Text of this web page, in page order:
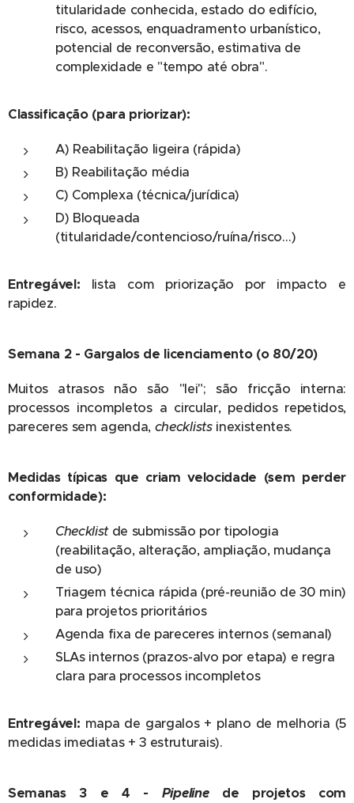
titularidade conhecida, estado do edifício,
risco, acessos, enquadramento urbanístico,
potencial de reconversão, estimativa de
complexidade e "tempo até obra".
Classificação (para priorizar):
A) Reabilitação ligeira (rápida)
B) Reabilitação média
C) Complexa (técnica/jurídica)
D) Bloqueada
(titularidade/contencioso/ruína/risco…)
Entregável: lista com priorização por impacto e
rapidez.
Semana 2 - Gargalos de licenciamento (o 80/20)
Muitos atrasos não são "lei"; são fricção interna:
processos incompletos a circular, pedidos repetidos,
pareceres sem agenda, checklistsinexistentes.
Medidas típicas que criam velocidade (sem perder
conformidade):
Checklistde submissão por tipologia
(reabilitação, alteração, ampliação, mudança
de uso)
Triagem técnica rápida (pré-reunião de 30 min)
para projetos prioritários
Agenda fixa de pareceres internos (semanal)
SLAs internos (prazos-alvo por etapa) e regra
clara para processos incompletos
Entregável: mapa de gargalos + plano de melhoria (5
medidas imediatas + 3 estruturais).
Semanas 3 e 4 - Pipelinede projetos com